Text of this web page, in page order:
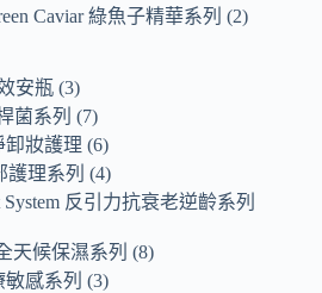
Caviar 綠魚子精華系列
2
安瓶 3
菌系列
7
卸妝護理 6
護理系列
4
System 反引力抗衰老逆齡系列
天候保濕系列
8
敏感系列
3